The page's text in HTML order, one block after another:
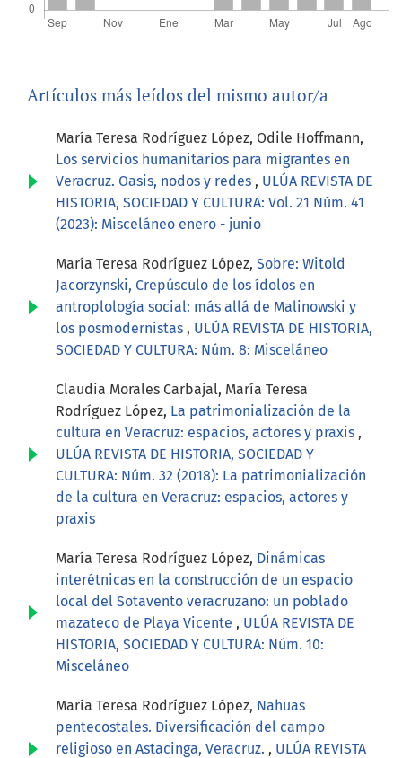
Artículos más leídos del mismo autor/a
María Teresa Rodríguez López, Odile Hoffmann,
Los servicios humanitarios para migrantes en
Veracruz. Oasis, nodos y redes , ULÚA REVISTA DE
HISTORIA, SOCIEDAD Y CULTURA: Vol. 21 Núm. 41
(2023): Misceláneo enero - junio
María Teresa Rodríguez López, Sobre: Witold
Jacorzynski, Crepúsculo de los ídolos en
antroplología social: más allá de Malinowski y
los posmodernistas , ULÚA REVISTA DE HISTORIA,
SOCIEDAD Y CULTURA: Núm. 8: Misceláneo
Claudia Morales Carbajal, María Teresa
Rodríguez López, La patrimonialización de la
cultura en Veracruz: espacios, actores y praxis ,
ULÚA REVISTA DE HISTORIA, SOCIEDAD Y
CULTURA: Núm. 32 (2018): La patrimonialización
de la cultura en Veracruz: espacios, actores y
praxis
María Teresa Rodríguez López, Dinámicas
interétnicas en la construcción de un espacio
local del Sotavento veracruzano: un poblado
mazateco de Playa Vicente , ULÚA REVISTA DE
HISTORIA, SOCIEDAD Y CULTURA: Núm. 10:
Misceláneo
María Teresa Rodríguez López, Nahuas
pentecostales. Diversificación del campo
religioso en Astacinga, Veracruz. , ULÚA REVISTA